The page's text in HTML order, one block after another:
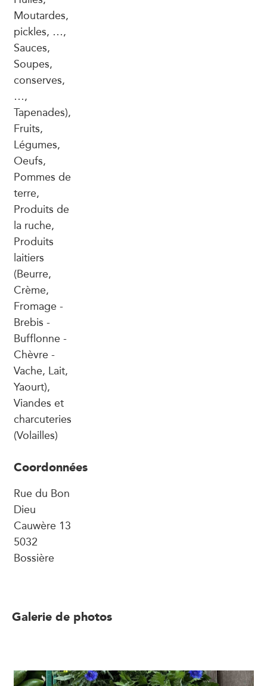
Moutardes,
pickles, …,
Sauces,
Soupes,
conserves,
…,
Tapenades),
Fruits,
Légumes,
Oeufs,
Pommes de
terre,
Produits de
la ruche,
Produits
laitiers
(Beurre,
Crème,
Fromage -
Brebis -
Bufflonne -
Chèvre -
Vache, Lait,
Yaourt),
Viandes et
charcuteries
(Volailles)
Coordonnées
Rue du Bon
Dieu
Cauwère 13
5032
Bossière
Galerie de photos